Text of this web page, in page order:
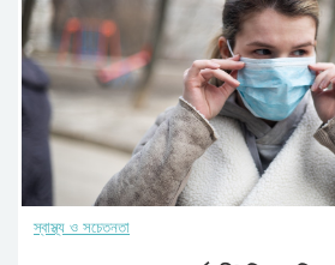
স্বাস্থ্য ও সচেতনতা